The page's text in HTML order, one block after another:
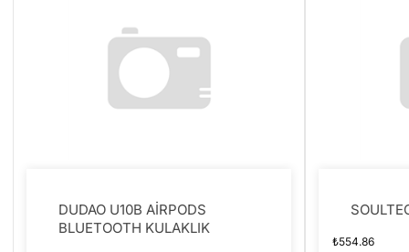
DUDAO U10B AİRPODS
BLUETOOTH KULAKLIK
₺554.86